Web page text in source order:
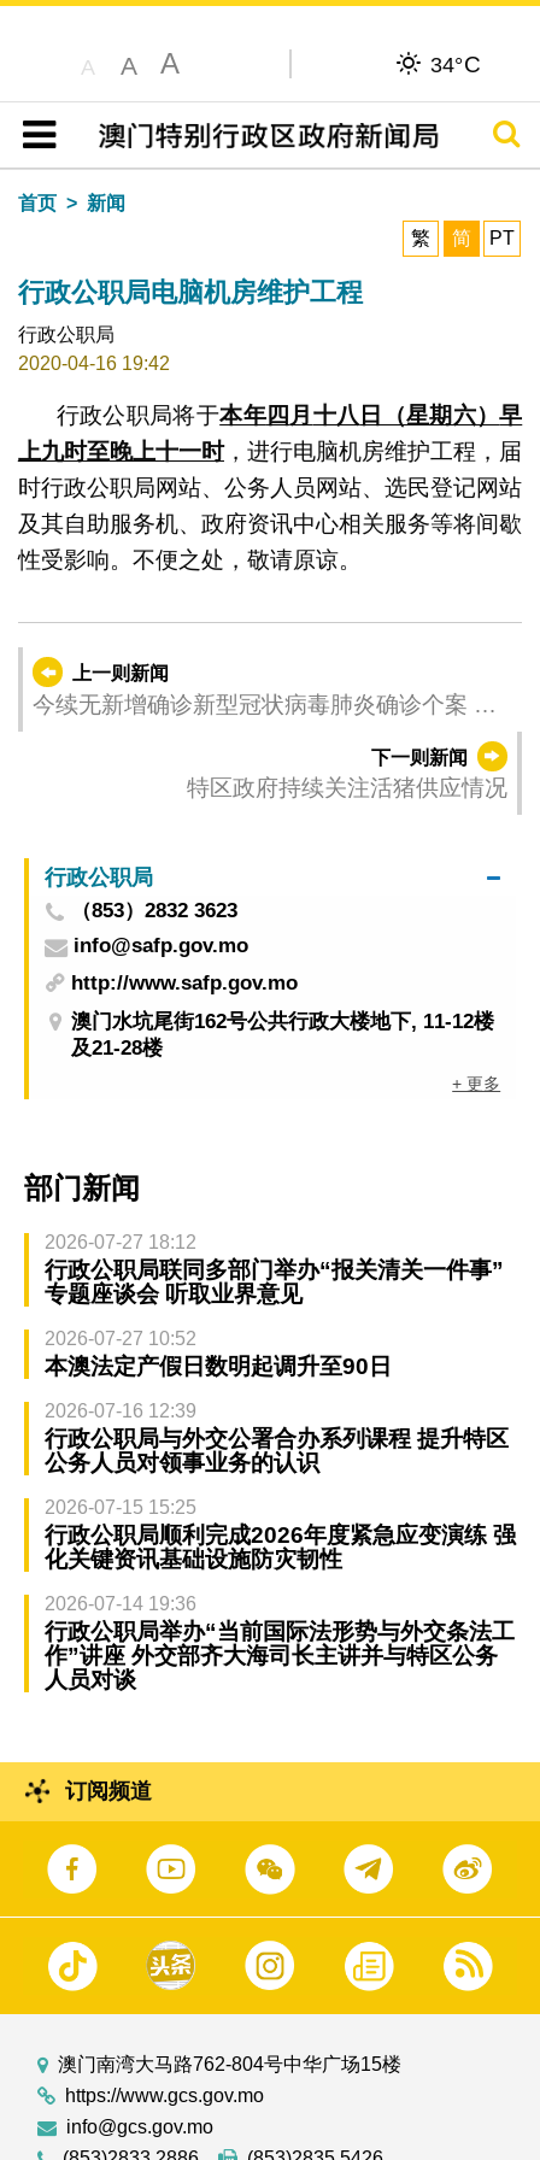
A A A 34°C
目录
搜寻
首页
新闻
繁
简 PT
行政公职局电脑机房维护工程
行政公职局
2020-04-16 19:42
行政公职局将于本年四 月 十八 日（星期六）早
上九时至晚上十一时，进行电脑机房维护工程，届
时行政公职局网站、公务人员网站、选民登记网站
及其自助服务机、政府资讯中心相关服务等将间歇
性受影响。不便之处，敬请原谅。
上一则新闻
今续无新增确诊新型冠状病毒肺炎确诊个案 应
下一则新闻
特区政府持续关注活猪供应情况
行政公职局
（853）2832 3623
info@safp.gov.mo
http://www.safp.gov.mo
澳门水坑尾街162号公共行政大楼地下, 11-12楼
及21-28楼
+ 更多
部门新闻
2026-07-27 18:12
行政公职局联同多部门举办“报关清关一件事”
专题座谈会 听取业界意见
2026-07-27 10:52
本澳法定产假日数明起调升至90日
2026-07-16 12:39
行政公职局与外交公署合办系列课程 提升特区
公务人员对领事业务的认识
2026-07-15 15:25
行政公职局顺利完成2026年度紧急应变演练 强
化关键资讯基础设施防灾韧性
2026-07-14 19:36
行政公职局举办“当前国际法形势与外交条法工
作”讲座 外交部齐大海司长主讲并与特区公务
人员对谈
订阅频道
澳门南湾大马路762-804号中华广场15楼
https://www.gcs.gov.mo
info@gcs.gov.mo